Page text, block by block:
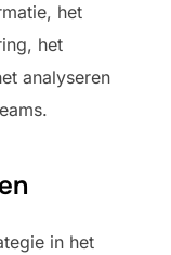
het
het
analyseren
in het